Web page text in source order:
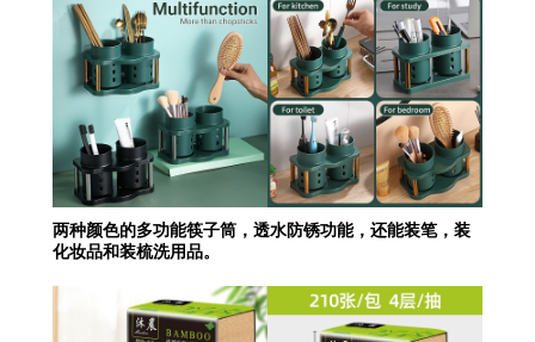
两种颜色的多功能筷子筒，透水防锈功能，还能装笔，装
化妆品和装梳洗用品。